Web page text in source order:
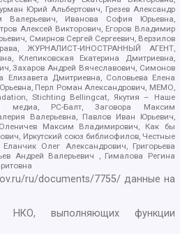
Юрий Альбертович, Грезев Александр
Валерьевич, Иванова София Юрьевна,
Алексей Викторович, Егоров Владимир
Смирнов Сергей Сергеевич, Верзилов
ЖУРНАЛИСТ-ИНОСТРАННЫЙ АГЕНТ,
Клепиковская Екатерина Дмитриевна,
Захаров Андрей Вячеславович, Симонов
Елизавета Дмитриевна, Соловьева Елена
Перл Роман Александрович, МЕМО,
Stichting Bellingcat, Якутия – Наше
медиа, РС-Балт, Заговора Максим
Валерьевна, Павлов Иван Юрьевич,
Максим Владимирович, Как бы
Иркутский союз библиофилов, Честные
Олег Александрович, Григорьева
Андрей Валерьевич , Гималова Регина
ru/documents/7755/ данные на
НКО, выполняющих функции